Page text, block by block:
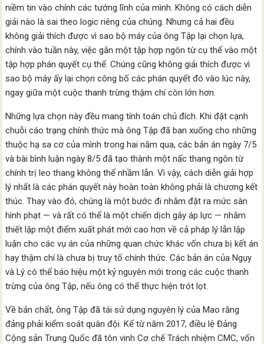
niềm tin vào chính các tướng lĩnh của mình. Không có cách diễn
giải nào là sai theo logic riêng của chúng. Nhưng cả hai đều
không giải thích được vì sao bộ máy của ông Tập lại chọn lựa,
chính vào tuần này, việc gắn một tập hợp ngôn từ cụ thể vào một
tập hợp phán quyết cụ thể. Chúng cũng không giải thích được vì
sao bộ máy ấy lại chọn công bố các phán quyết đó vào lúc này,
ngay giữa một cuộc thanh trừng thậm chí còn lớn hơn.
Những lựa chọn này đều mang tính toán chủ đích. Khi đặt cạnh
chuỗi cáo trạng chính thức mà ông Tập đã ban xuống cho những
thuộc hạ sa cơ của mình trong hai năm qua, các bản án ngày 7/5
và bài bình luận ngày 8/5 đã tạo thành một nấc thang ngôn từ
chính trị leo thang không thể nhầm lẫn. Vì vậy, cách diễn giải hợp
lý nhất là các phán quyết này hoàn toàn không phải là chương kết
thúc. Thay vào đó, chúng là một bước đi nhằm đặt ra mức sàn
hình phạt — và rất có thể là một chiến dịch gây áp lực — nhằm
thiết lập một điểm xuất phát mới cao hơn về cả pháp lý lẫn lập
luận cho các vụ án của những quan chức khác vốn chưa bị kết án
hay thậm chí là chưa bị truy tố chính thức. Các bản án của Ngụy
và Lý có thể báo hiệu một kỷ nguyên mới trong các cuộc thanh
trừng của ông Tập, nếu ông có thể thực hiện trót lọt.
Về bản chất, ông Tập đã tái sử dụng nguyên lý của Mao rằng
đảng phải kiểm soát quân đội. Kể từ năm 2017, điều lệ Đảng
Cộng sản Trung Quốc đã tôn vinh Cơ chế Trách nhiệm CMC, vốn